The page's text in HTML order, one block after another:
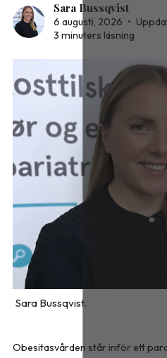
Sara Bussqvist
6 augusti, 2026 •
3 minuters läsning
Sara Bussqvist.
Obesitasvården står inför ett